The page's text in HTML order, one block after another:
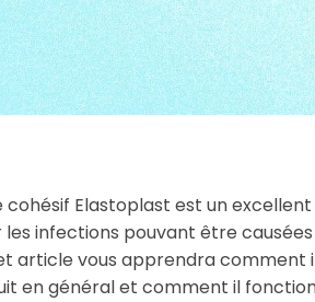
cohésif Elastoplast est un
infections pouvant être
article vous apprendra comment
en général et comment il